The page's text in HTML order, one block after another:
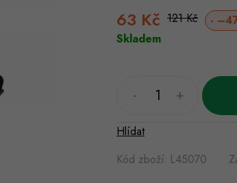
121 Kč
63 Kč
Skladem
Kód zboží: L45070
Hlídat